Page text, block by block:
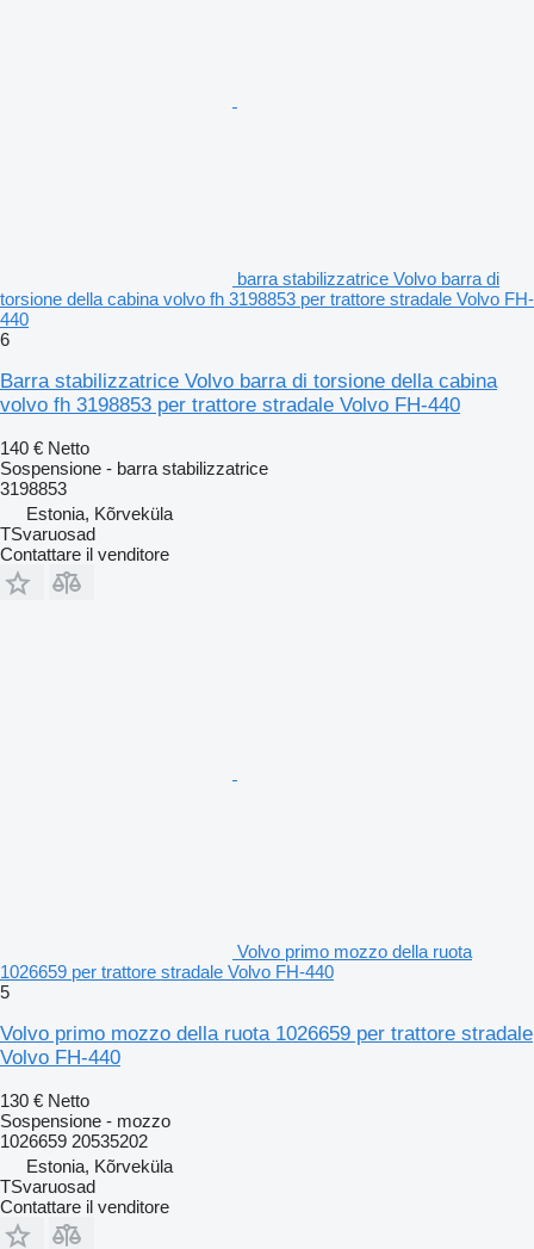
barra stabilizzatrice Volvo barra di
torsione della cabina volvo fh 3198853 per trattore stradale Volvo FH-
440
6
Barra stabilizzatrice Volvo barra di torsione della cabina
volvo fh 3198853 per trattore stradale Volvo FH-440
140 € Netto
Sospensione - barra stabilizzatrice
3198853
Estonia, Kõrveküla
TSvaruosad
Contattare il venditore
Volvo primo mozzo della ruota
1026659 per trattore stradale Volvo FH-440
5
Volvo primo mozzo della ruota 1026659 per trattore stradale
Volvo FH-440
130 € Netto
Sospensione - mozzo
1026659 20535202
Estonia, Kõrveküla
TSvaruosad
Contattare il venditore